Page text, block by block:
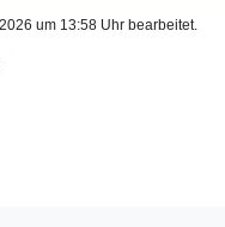
um 13:58 Uhr bearbeitet.